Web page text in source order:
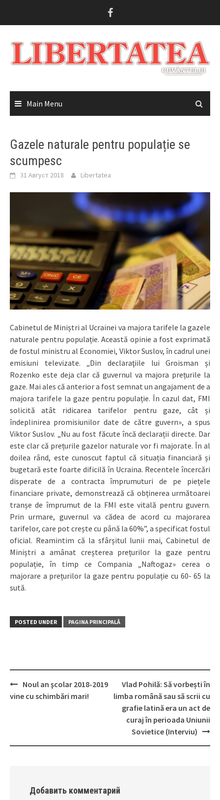
Main Menu
Gazele naturale pentru populație se
scumpesc
31 Август 2018 Libertatea
Cabinetul de Miniștri al Ucrainei va majora tarifele la gazele
naturale pentru populație. Această opinie a fost exprimată
de fostul ministru al Economiei, Viktor Suslov, în cadrul unei
emisiuni televizate. „Din declaraţiile lui Groisman și
Rozenko este deja clar că guvernul va majora prețurile la
gaze. Mai ales că anterior a fost semnat un angajament de a
majora tarifele la gaze pentru populație. În cazul dat, FMI
solicită atât ridicarea tarifelor pentru gaze, cât și
îndeplinirea promisiunilor date de către guvern», a spus
Viktor Suslov. „Nu au fost făcute încă declarații directe. Dar
este clar că prețurile gazelor naturale vor fi majorate. În al
doilea rând, este cunoscut faptul că situația financiară și
bugetară este foarte dificilă în Ucraina. Recentele încercări
disperate de a contracta împrumuturi de pe piețele
financiare private, demonstrează că obținerea următoarei
tranșe de împrumut de la FMI este vitală pentru guvern.
Prin urmare, guvernul va cădea de acord cu majorarea
tarifelor, care pot crește cu până la 60%”, a specificat fostul
oficial. Reamintim că la sfârșitul lunii mai, Cabinetul de
Miniștri a amânat creșterea prețurilor la gaze pentru
populație, în timp ce Compania „Naftogaz» cerea o
majorare a prețurilor la gaze pentru populație cu 60- 65 la
sută.
POSTED UNDER PAGINA PRINCIPALĂ
Post
Noul an şcolar 2018-2019
vine cu schimbări mari!
Vlad Pohilă: Să vorbești în
limba română sau să scrii cu
grafie latină era un act de
curaj în perioada Uniunii
Sovietice (Interviu)
Добавить комментарий